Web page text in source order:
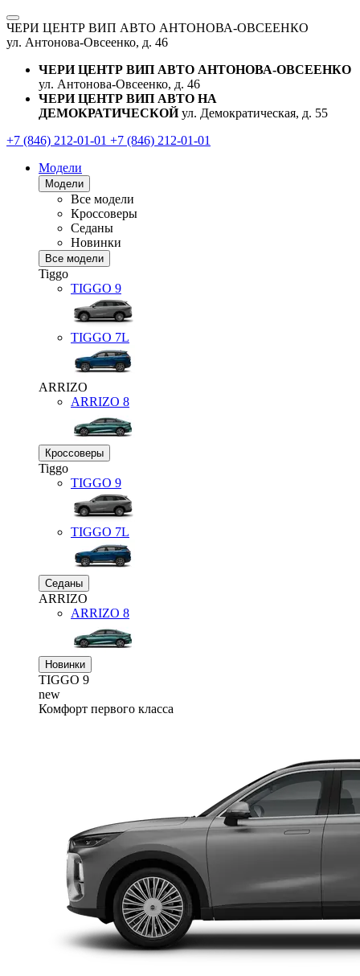
ЧЕРИ ЦЕНТР ВИП АВТО АНТОНОВА-ОВСЕЕНКО
ул. Антонова-Овсеенко, д. 46
ЧЕРИ ЦЕНТР ВИП АВТО АНТОНОВА-ОВСЕЕНКО
ул. Антонова-Овсеенко, д. 46
ЧЕРИ ЦЕНТР ВИП АВТО НА
ДЕМОКРАТИЧЕСКОЙ ул. Демократическая, д. 55
+7 (846) 212-01-01 +7 (846) 212-01-01
Модели
Модели
Все модели
Кроссоверы
Седаны
Новинки
Все модели
Tiggo
TIGGO 9
TIGGO 7L
ARRIZO
ARRIZO 8
Кроссоверы
Tiggo
TIGGO 9
TIGGO 7L
Седаны
ARRIZO
ARRIZO 8
Новинки
TIGGO 9
new
Комфорт первого класса